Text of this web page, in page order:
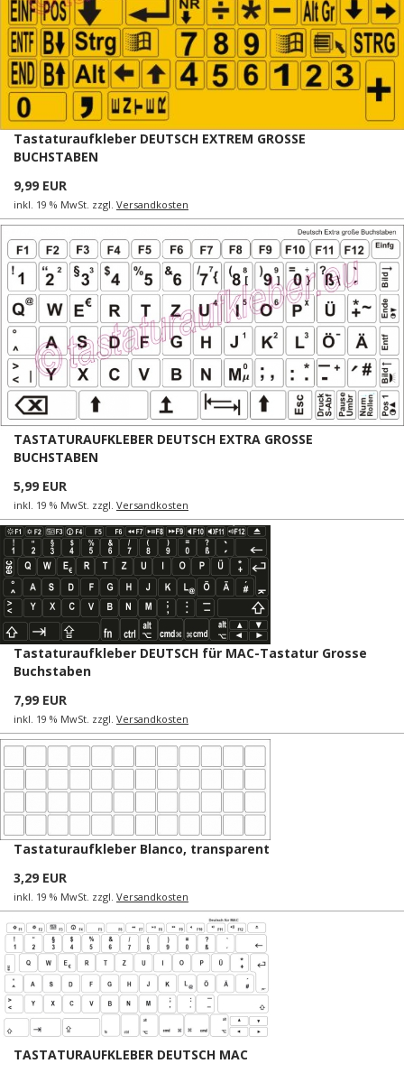
Tastaturaufkleber DEUTSCH EXTREM GROSSE
BUCHSTABEN
9,99 EUR
inkl. 19 % MwSt. zzgl. Versandkosten
TASTATURAUFKLEBER DEUTSCH EXTRA GROSSE
BUCHSTABEN
5,99 EUR
inkl. 19 % MwSt. zzgl. Versandkosten
Tastaturaufkleber DEUTSCH für MAC-Tastatur Grosse
Buchstaben
7,99 EUR
inkl. 19 % MwSt. zzgl. Versandkosten
Tastaturaufkleber Blanco, transparent
3,29 EUR
inkl. 19 % MwSt. zzgl. Versandkosten
TASTATURAUFKLEBER DEUTSCH MAC